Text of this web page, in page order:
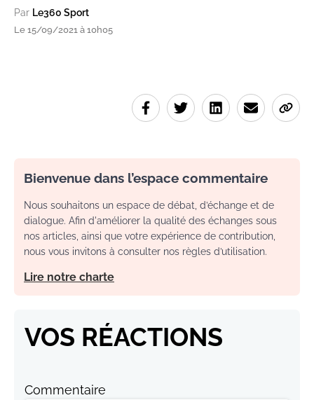
Par Le360 Sport
Le 15/09/2021 à 10h05
Bienvenue dans l’espace commentaire
Nous souhaitons un espace de débat, d’échange et de
dialogue. Afin d'améliorer la qualité des échanges sous
nos articles, ainsi que votre expérience de contribution,
nous vous invitons à consulter nos règles d’utilisation.
Lire notre charte
VOS RÉACTIONS
Commentaire